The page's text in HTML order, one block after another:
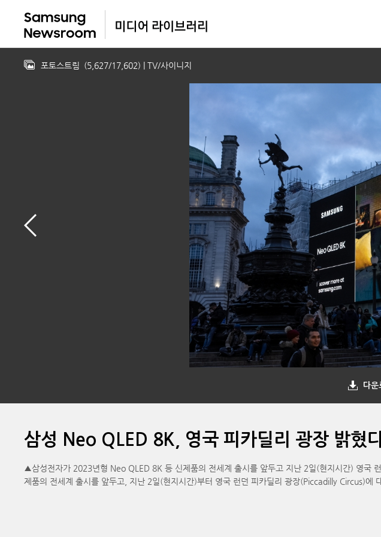
포토스트림 (5,627/17,602) | TV/사이니지
다운
삼성 Neo QLED 8K, 영국 피카딜리 광장 밝혔
▲삼성전자가 2023년형 Neo QLED 8K 등 신제품의 전세계 출시를 앞두고 지난 2일(현지시간) 영국
제품의 전세계 출시를 앞두고, 지난 2일(현지시간)부터 영국 런던 피카딜리 광장(Piccadilly Circus)에